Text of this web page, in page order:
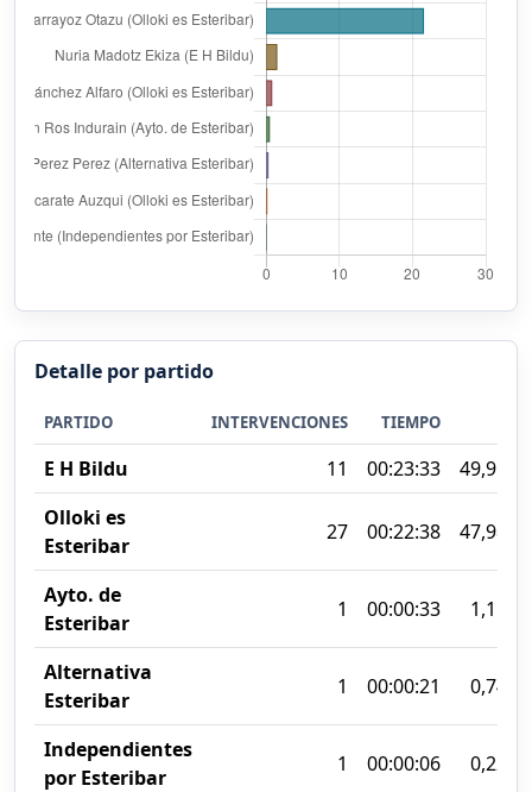
Detalle por partido
PARTIDO INTERVENCIONES TIEMPO
E H Bildu 11 00:23:33
49,91%
Olloki es
Esteribar
27 00:22:38 47,98%
Ayto. de
Esteribar
1 00:00:33 1,15%
Alternativa
Esteribar
1 00:00:21 0,74%
Independientes
por Esteribar
1 00:00:06 0,22%